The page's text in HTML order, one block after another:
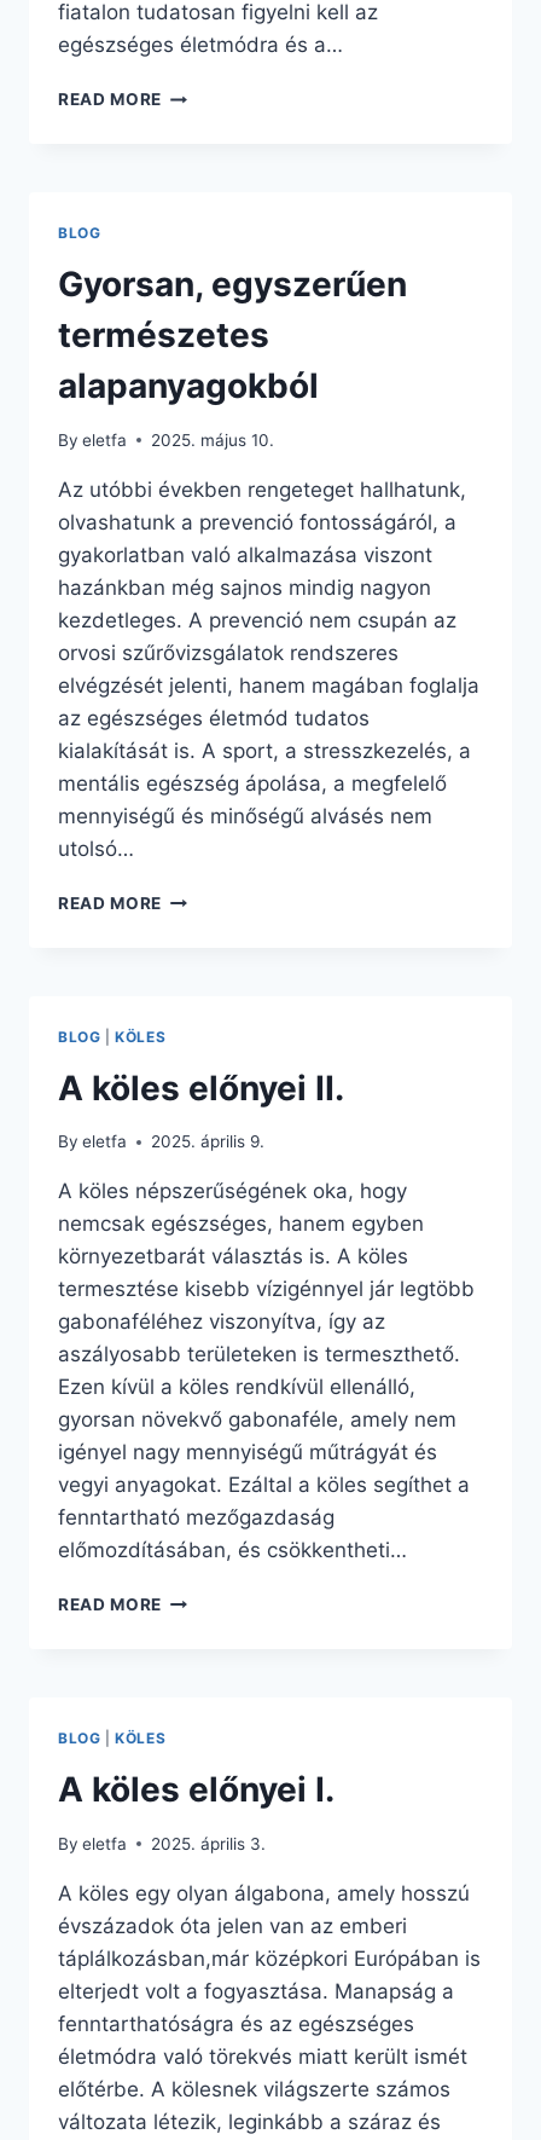
fiatalon tudatosan figyelni kell az
egészséges életmódra és a…
READ MORE PREVENCIÓ
BLOG
Gyorsan, egyszerűen
természetes
alapanyagokból
By eletfa 2025. május 10.
Az utóbbi években rengeteget hallhatunk,
olvashatunk a prevenció fontosságáról, a
gyakorlatban való alkalmazása viszont
hazánkban még sajnos mindig nagyon
kezdetleges. A prevenció nem csupán az
orvosi szűrővizsgálatok rendszeres
elvégzését jelenti, hanem magában foglalja
az egészséges életmód tudatos
kialakítását is. A sport, a stresszkezelés, a
mentális egészség ápolása, a megfelelő
mennyiségű és minőségű alvásés nem
utolsó…
READ MORE GYORSAN,
BLOG |KÖLES
A köles előnyei II.
By eletfa 2025. április 9.
A köles népszerűségének oka, hogy
nemcsak egészséges, hanem egyben
környezetbarát választás is. A köles
termesztése kisebb vízigénnyel jár legtöbb
gabonaféléhez viszonyítva, így az
aszályosabb területeken is termeszthető.
Ezen kívül a köles rendkívül ellenálló,
gyorsan növekvő gabonaféle, amely nem
igényel nagy mennyiségű műtrágyát és
vegyi anyagokat. Ezáltal a köles segíthet a
fenntartható mezőgazdaság
előmozdításában, és csökkentheti…
READ MORE A
BLOG |KÖLES
A köles előnyei I.
By eletfa 2025. április 3.
A köles egy olyan álgabona, amely hosszú
évszázadok óta jelen van az emberi
táplálkozásban,már középkori Európában is
elterjedt volt a fogyasztása. Manapság a
fenntarthatóságra és az egészséges
életmódra való törekvés miatt került ismét
előtérbe. A kölesnek világszerte számos
változata létezik, leginkább a száraz és